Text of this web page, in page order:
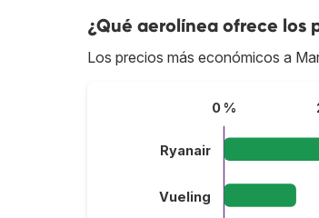
¿Qué aerolínea ofrece los
Los precios más económicos a
0 %
Ryanair
Vueling